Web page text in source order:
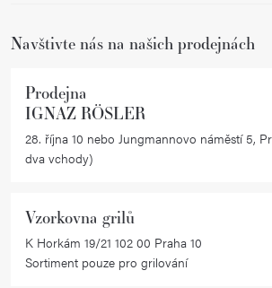
Navštivte nás na našich prodejnách
Prodejna
IGNAZ RÖSLER
28. října 10 nebo Jungmannovo náměstí 5,
dva vchody)
Vzorkovna grilů
K Horkám 19/21 102 00 Praha 10
Sortiment pouze pro grilování